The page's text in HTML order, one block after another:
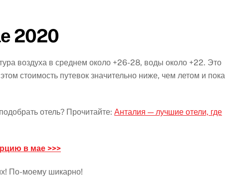
2020
воздуха в среднем около +26-28, воды около +22. Это
стоимость путевок значительно ниже, чем летом и пока
отель? Прочитайте: Анталия — лучшие отели, где
в мае >>>
По-моему шикарно!